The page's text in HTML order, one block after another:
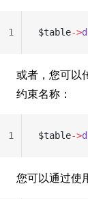
$table->
1
或者，您可以
约束名称：
$table->
1
您可以通过使